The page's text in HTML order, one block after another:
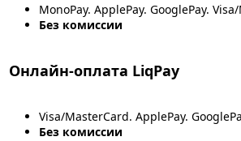
MonoPay. ApplePay. GooglePay.
Без комиссии
Онлайн-оплата LiqPay
Visa/MasterCard. ApplePay.
Без комиссии